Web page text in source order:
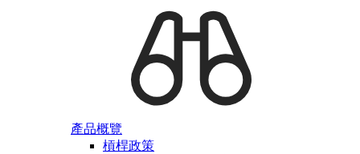
產品概覽
槓桿政策